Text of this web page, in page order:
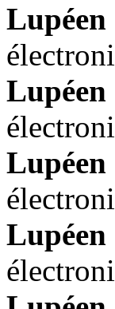
Lupéen
Lupéen
Lupéen
Lupéen